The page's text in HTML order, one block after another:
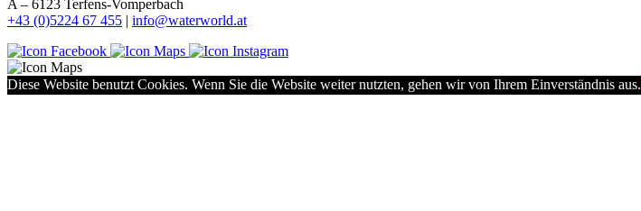
A – 6123 Terfens-Vomperbach
+43 (0)5224 67 455 | info@waterworld.at
Diese Website benutzt Cookies. Wenn Sie die Website weiter nutzten, gehen wir von Ihrem Einverständnis aus.